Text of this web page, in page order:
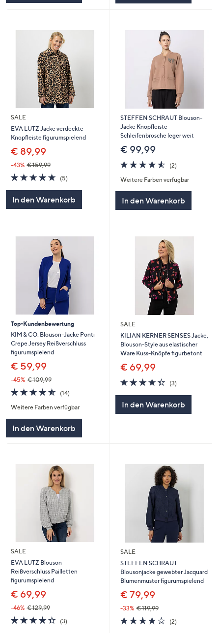
SALE
EVA LUTZ Jacke verdeckte
Knopfleiste figurumspielend
€ 89,99
-43% € 159,99
4.6
von
(5)5
In den Warenkorb
STEFFEN SCHRAUT Blouson-
Jacke Knopfleiste
Schleifenbrosche leger weit
€ 99,99
4.5
von
5
(2)2
Weitere Farben verfügbar
In den Warenkorb
Top-Kundenbewertung
KIM & CO. Blouson-Jacke Ponti
Crepe Jersey Reißverschluss
figurumspielend
€ 59,99
-45% € 109,99
4.5
von
5
(14)14
Weitere Farben verfügbar
In den Warenkorb
SALE
KILIAN KERNER SENSES Jacke,
Blouson-Style aus elastischer
Ware Kuss-Knöpfe figurbetont
€ 69,99
4.3
von
(3)3
In den Warenkorb
SALE
EVA LUTZ Blouson
Reißverschluss Pailletten
figurumspielend
€ 69,99
-46% € 129,99
4.3
von
(3)3
SALE
STEFFEN SCHRAUT
Blousonjacke gewebter Jacquard
Blumenmuster figurumspielend
€ 79,99
-33% € 119,99
4.0
von
(2)2